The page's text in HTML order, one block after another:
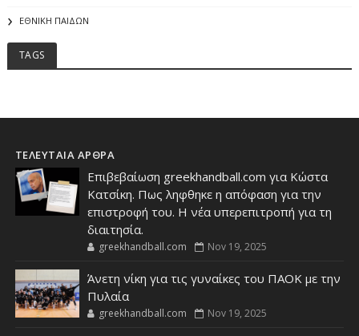
ΕΘΝΙΚΗ ΠΑΙΔΩΝ
TAGS
ΤΕΛΕΥΤΑΙΑ ΑΡΘΡΑ
Επιβεβαίωση greekhandball.com για Κώστα
Κατσίκη. Πως ληφθηκε η απόφαση για την
επιστροφή του. Η νέα υπερεπιτροπή για τη
διαιτησία.
greekhandball.com Nov 19, 2025
Άνετη νίκη για τις γυναίκες του ΠΑΟΚ με την
Πυλαία
greekhandball.com Nov 19, 2025